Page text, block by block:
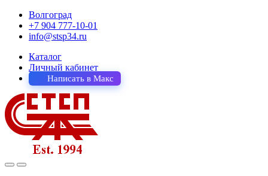
Волгоград
+7 904 777-10-01
info@stsp34.ru
Каталог
Личный кабинет
Написать в Макс